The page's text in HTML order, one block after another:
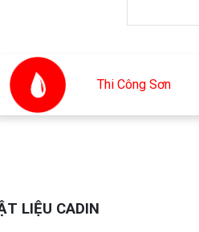
ThiCông Sơn
LIỆU CADIN